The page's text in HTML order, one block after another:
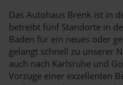
Das Autohaus Brenk ist in
betreibt fünf Standorte in
Baden für ein neues oder
gelangt schnell zu unserer
auch nach Karlsruhe und
Vorzüge einer exzellenten